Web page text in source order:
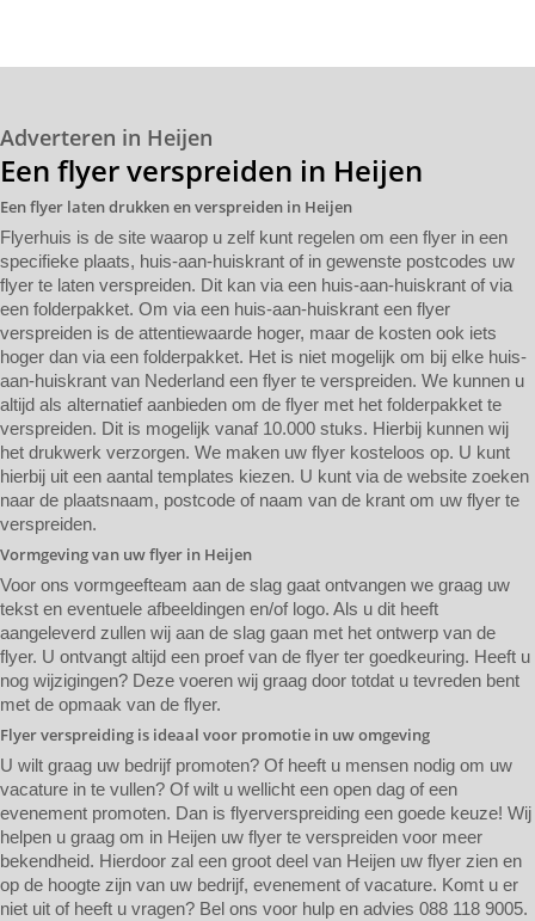
Adverteren in Heijen
Een flyer verspreiden in Heijen
Een flyer laten drukken en verspreiden in Heijen
Flyerhuis is de site waarop u zelf kunt regelen om een flyer in een
specifieke plaats, huis-aan-huiskrant of in gewenste postcodes uw
flyer te laten verspreiden. Dit kan via een huis-aan-huiskrant of via
een folderpakket. Om via een huis-aan-huiskrant een flyer
verspreiden is de attentiewaarde hoger, maar de kosten ook iets
hoger dan via een folderpakket. Het is niet mogelijk om bij elke huis-
aan-huiskrant van Nederland een flyer te verspreiden. We kunnen u
altijd als alternatief aanbieden om de flyer met het folderpakket te
verspreiden. Dit is mogelijk vanaf 10.000 stuks. Hierbij kunnen wij
het drukwerk verzorgen. We maken uw flyer kosteloos op. U kunt
hierbij uit een aantal templates kiezen. U kunt via de website zoeken
naar de plaatsnaam, postcode of naam van de krant om uw flyer te
verspreiden.
Vormgeving van uw flyer in Heijen
Voor ons vormgeefteam aan de slag gaat ontvangen we graag uw
tekst en eventuele afbeeldingen en/of logo. Als u dit heeft
aangeleverd zullen wij aan de slag gaan met het ontwerp van de
flyer. U ontvangt altijd een proef van de flyer ter goedkeuring. Heeft u
nog wijzigingen? Deze voeren wij graag door totdat u tevreden bent
met de opmaak van de flyer.
Flyer verspreiding is ideaal voor promotie in uw omgeving
U wilt graag uw bedrijf promoten? Of heeft u mensen nodig om uw
vacature in te vullen? Of wilt u wellicht een open dag of een
evenement promoten. Dan is flyerverspreiding een goede keuze! Wij
helpen u graag om in Heijen uw flyer te verspreiden voor meer
bekendheid. Hierdoor zal een groot deel van Heijen uw flyer zien en
op de hoogte zijn van uw bedrijf, evenement of vacature. Komt u er
niet uit of heeft u vragen? Bel ons voor hulp en advies 088 118 9005.